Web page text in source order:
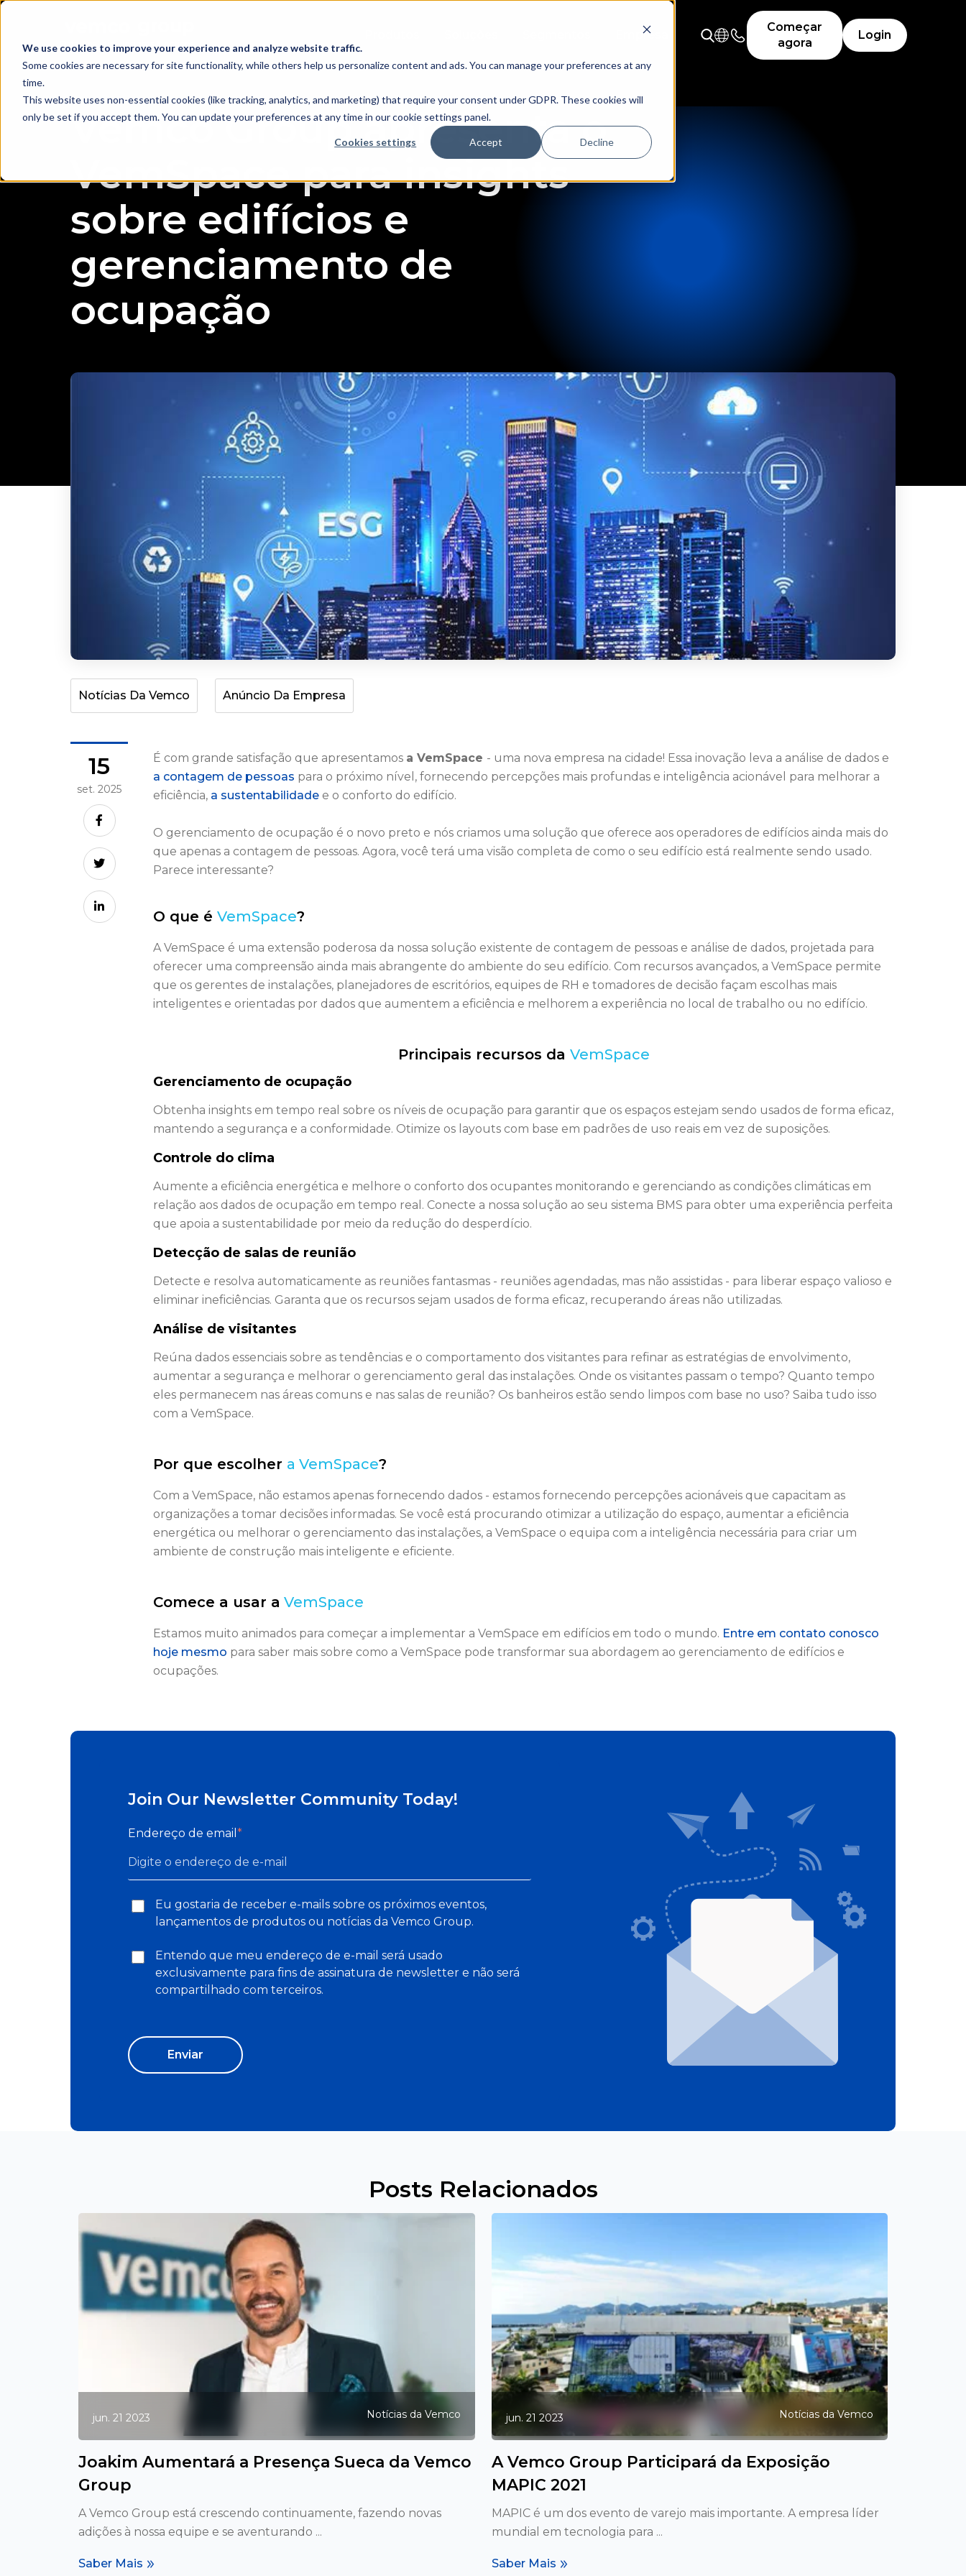
We use cookies to improve your experience and analyze website traffic.
Some cookies are necessary for site functionality, while others help us personalize content and ads. You can manage your preferences at any
time.
This website uses non-essential cookies (like tracking, analytics, and marketing) that require your consent under GDPR. These cookies will
only be set if you accept them. You can update your preferences at any time in our cookie settings panel.
Cookies settings Accept Decline
Empresa
Começar
agora
Login
Vemco Group apresenta o
VemSpace para insights
sobre edifícios e
gerenciamento de
ocupação
Notícias Da Vemco Anúncio Da Empresa
15
set. 2025
É com grande satisfação que apresentamos a VemSpace - uma nova empresa na cidade! Essa inovação leva a análise de dados e
a contagem de pessoas para o próximo nível, fornecendo percepções mais profundas e inteligência acionável para melhorar a
eficiência, a sustentabilidadee o conforto do edifício.
O gerenciamento de ocupação é o novo preto e nós criamos uma solução que oferece aos operadores de edifícios ainda mais do
que apenas a contagem de pessoas. Agora, você terá uma visão completa de como o seu edifício está realmente sendo usado.
Parece interessante?
O que é VemSpace?
A VemSpace é uma extensão poderosa da nossa solução existente de contagem de pessoas e análise de dados, projetada para
oferecer uma compreensão ainda mais abrangente do ambiente do seu edifício. Com recursos avançados, a VemSpace permite
que os gerentes de instalações, planejadores de escritórios, equipes de RH e tomadores de decisão façam escolhas mais
inteligentes e orientadas por dados que aumentem a eficiência e melhorem a experiência no local de trabalho ou no edifício.
Principais recursos da VemSpace
Gerenciamento de ocupação
Obtenha insights em tempo real sobre os níveis de ocupação para garantir que os espaços estejam sendo usados de forma eficaz,
mantendo a segurança e a conformidade. Otimize os layouts com base em padrões de uso reais em vez de suposições.
Controle do clima
Aumente a eficiência energética e melhore o conforto dos ocupantes monitorando e gerenciando as condições climáticas em
relação aos dados de ocupação em tempo real. Conecte a nossa solução ao seu sistema BMS para obter uma experiência perfeita
que apoia a sustentabilidade por meio da redução do desperdício.
Detecção de salas de reunião
Detecte e resolva automaticamente as reuniões fantasmas - reuniões agendadas, mas não assistidas - para liberar espaço valioso e
eliminar ineficiências. Garanta que os recursos sejam usados de forma eficaz, recuperando áreas não utilizadas.
Análise de visitantes
Reúna dados essenciais sobre as tendências e o comportamento dos visitantes para refinar as estratégias de envolvimento,
aumentar a segurança e melhorar o gerenciamento geral das instalações. Onde os visitantes passam o tempo? Quanto tempo
eles permanecem nas áreas comuns e nas salas de reunião? Os banheiros estão sendo limpos com base no uso? Saiba tudo isso
com a VemSpace.
Por que escolher a VemSpace?
Com a VemSpace, não estamos apenas fornecendo dados - estamos fornecendo percepções acionáveis que capacitam as
organizações a tomar decisões informadas. Se você está procurando otimizar a utilização do espaço, aumentar a eficiência
energética ou melhorar o gerenciamento das instalações, a VemSpace o equipa com a inteligência necessária para criar um
ambiente de construção mais inteligente e eficiente.
Comece a usar a VemSpace
Estamos muito animados para começar a implementar a VemSpace em edifícios em todo o mundo. Entre em contato conosco
hoje mesmo para saber mais sobre como a VemSpace pode transformar sua abordagem ao gerenciamento de edifícios e
ocupações.
Join Our Newsletter Community Today!
Endereço de email *
Eu gostaria de receber e-mails sobre os próximos eventos,
lançamentos de produtos ou notícias da Vemco Group.
Entendo que meu endereço de e-mail será usado
exclusivamente para fins de assinatura de newsletter e não será
compartilhado com terceiros.
Posts Relacionados
jun. 21 2023 Notícias da Vemco
Joakim Aumentará a Presença Sueca da Vemco
Group
A Vemco Group está crescendo continuamente, fazendo novas
adições à nossa equipe e se aventurando ...
Saber Mais
jun. 21 2023 Notícias da Vemco
A Vemco Group Participará da Exposição
MAPIC 2021
MAPIC é um dos evento de varejo mais importante. A empresa líder
mundial em tecnologia para ...
Saber Mais